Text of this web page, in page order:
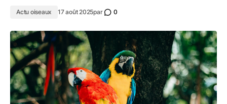
Actu oiseaux 17 août 2025par 0